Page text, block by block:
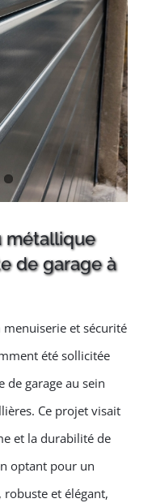
métallique
de garage à
menuiserie et sécurité
été sollicitée
de garage au sein
Ce projet visait
et la durabilité de
optant pour un
et élégant,